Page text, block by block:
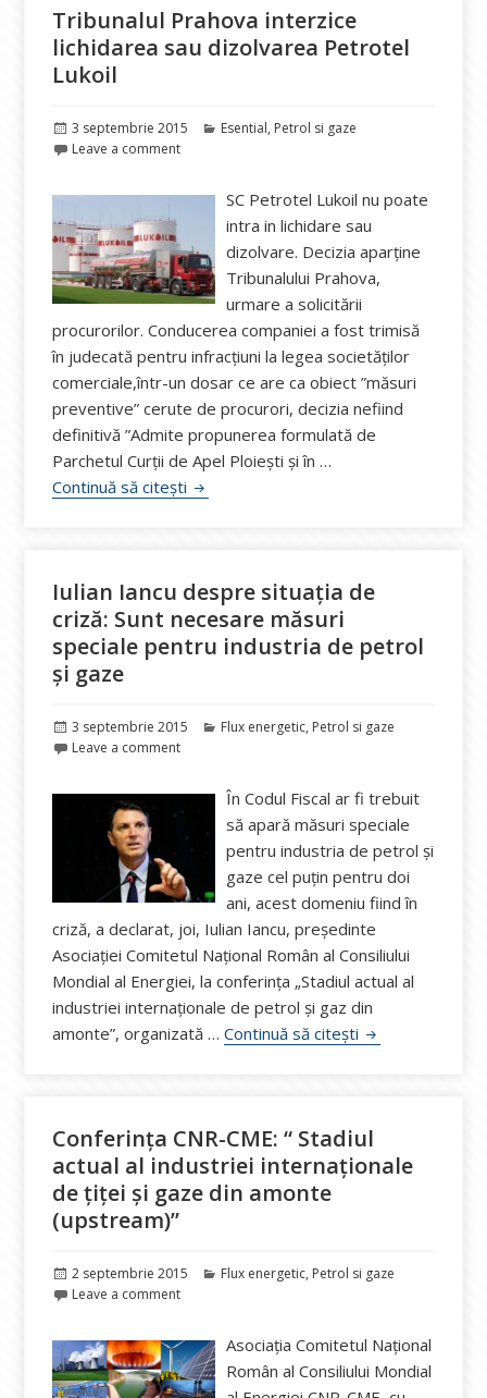
Tribunalul Prahova interzice
lichidarea sau dizolvarea Petrotel
Lukoil
Publicat
pe
3 septembrie 2015 Categorii
Esential, Petrol si gaze
Leave a comment
SC Petrotel Lukoil nu poate
intra in lichidare sau
dizolvare. Decizia aparține
Tribunalului Prahova,
urmare a solicitării
procurorilor. Conducerea companiei a fost trimisă
în judecată pentru infracţiuni la legea societăţilor
comerciale,într-un dosar ce are ca obiect ”măsuri
preventive” cerute de procurori, decizia nefiind
definitivă ”Admite propunerea formulată de
Parchetul Curţii de Apel Ploieşti şi în …
Continuă să citești Tribunalul Prahova interzice lichidarea
Iulian Iancu despre situația de
criză: Sunt necesare măsuri
speciale pentru industria de petrol
și gaze
Publicat
pe
3 septembrie 2015 Categorii
Flux energetic, Petrol si gaze
Leave a comment
În Codul Fiscal ar fi trebuit
să apară măsuri speciale
pentru industria de petrol și
gaze cel puțin pentru doi
ani, acest domeniu fiind în
criză, a declarat, joi, Iulian Iancu, președinte
Asociației Comitetul Național Român al Consiliului
Mondial al Energiei, la conferința „Stadiul actual al
industriei internaționale de petrol și gaz din
amonte”, organizată …Continuă să citești Iulian Iancu
Conferința CNR-CME: “ Stadiul
actual al industriei internaționale
de țiței și gaze din amonte
(upstream)”
Publicat
pe
2 septembrie 2015 Categorii
Flux energetic, Petrol si gaze
Leave a comment
Asociația Comitetul Național
Român al Consiliului Mondial